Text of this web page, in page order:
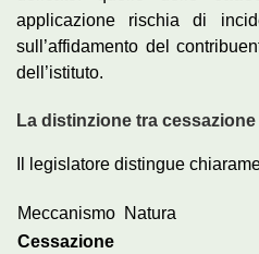
applicazione rischia di
sull’affidamento del
dell’istituto.
La distinzione tra
Il legislatore distingue
Meccanismo Natura
Cessazione